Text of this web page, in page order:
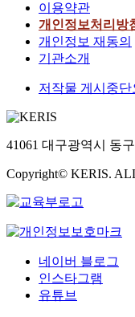
이용약관
개인정보처리방
개인정보 재동의
기관소개
저작물 게시중단
41061 대구광역시 동
Copyright© KERIS.
네이버 블로그
인스타그램
유튜브